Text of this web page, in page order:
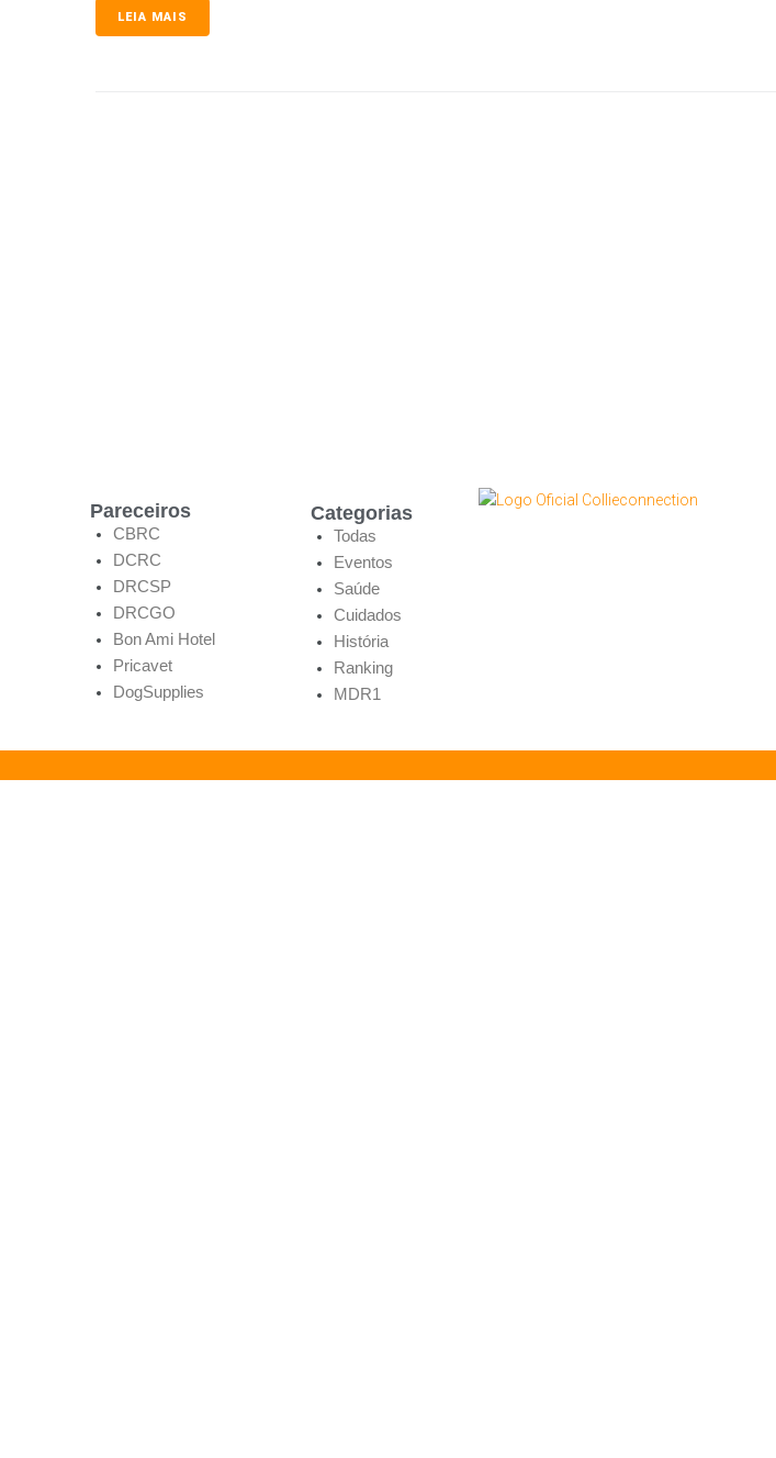
LEIA MAIS
Pareceiros
CBRC
DCRC
DRCSP
DRCGO
Bon Ami Hotel
Pricavet
DogSupplies
Categorias
Todas
Eventos
Saúde
Cuidados
História
Ranking
MDR1